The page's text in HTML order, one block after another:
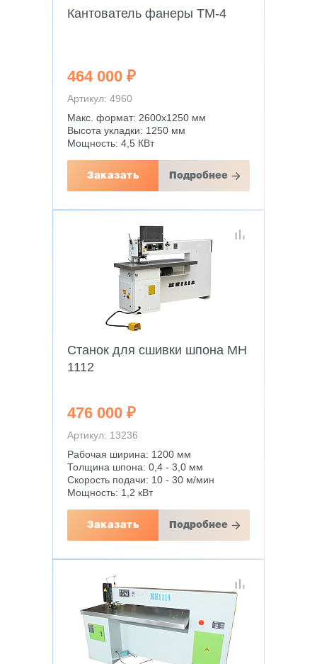
Кантователь фанеры TM-4
464 000 ₽
Артикул: 4960
Макс. формат: 2600х1250 мм
Высота укладки: 1250 мм
Мощность: 4,5 КВт
Заказать Подробнее
Станок для сшивки шпона MH
1112
476 000 ₽
Артикул: 13236
Рабочая ширина: 1200 мм
Толщина шпона: 0,4 - 3,0 мм
Скорость подачи: 10 - 30 м/мин
Мощность: 1,2 кВт
Заказать Подробнее